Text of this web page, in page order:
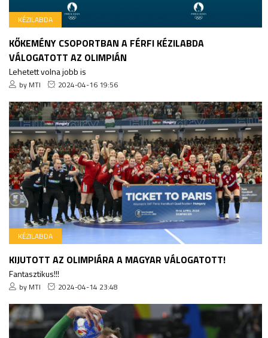
KÉZILABDA
KŐKEMÉNY CSOPORTBAN A FÉRFI KÉZILABDA
VÁLOGATOTT AZ OLIMPIÁN
Lehetett volna jobb is
by MTI 2024-04-16 19:56
KÉZILABDA
KIJUTOTT AZ OLIMPIÁRA A MAGYAR VÁLOGATOTT!
Fantasztikus!!!
by MTI 2024-04-14 23:48